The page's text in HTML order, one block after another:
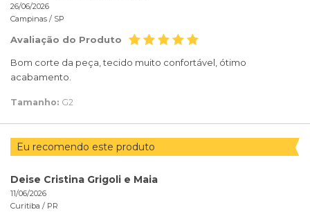
26/06/2026
Campinas / SP
Avaliação do Produto
Bom corte da peça, tecido muito confortável, ótimo
acabamento.
Tamanho: G2
Eu recomendo este produto
Deise Cristina Grigoli e Maia
11/06/2026
Curitiba / PR